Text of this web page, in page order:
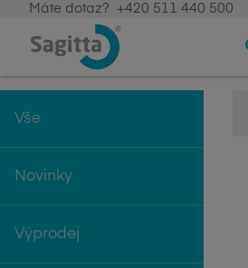
Máte dotaz? +420 511 440 500
Vše
Novinky
Výprodej